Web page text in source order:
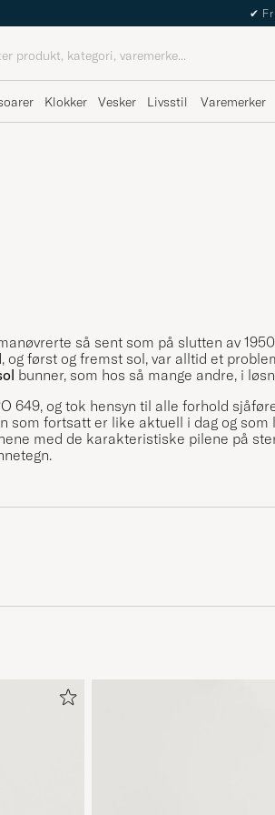
✔
Klokker Vesker Livsstil Varemerker
så sent som på slutten av
og først og fremst sol, var alltid et
bunner, som hos så mange andre, i
649, og tok hensyn til alle forhold
som fortsatt er like aktuell i dag og
med de karakteristiske pilene på